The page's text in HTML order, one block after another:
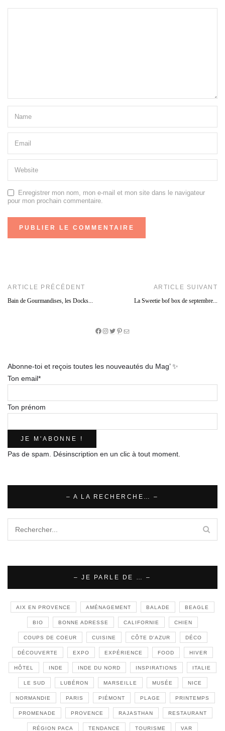
Enregistrer mon nom, mon e-mail et mon site dans le navigateur
pour mon prochain commentaire.
ARTICLE PRÉCÉDENT
Bain de Gourmandises, les Docks...
ARTICLE SUIVANT
La Sweetie bof box de septembre...
Facebook
Instagram
Twitter
Pinterest
E-
Abonne-toi et reçois toutes les nouveautés du Mag’ ✨
Ton email*
Ton prénom
Pas de spam. Désinscription en un clic à tout moment.
– A LA RECHERCHE… –
– JE PARLE DE … –
AIX EN PROVENCE AMÉNAGEMENT BALADE BEAGLE
BIO BONNE ADRESSE CALIFORNIE CHIEN
COUPS DE COEUR CUISINE CÔTE D'AZUR DÉCO
DÉCOUVERTE EXPO EXPÉRIENCE FOOD HIVER
HÔTEL INDE INDE DU NORD INSPIRATIONS ITALIE
LE SUD LUBÉRON MARSEILLE MUSÉE NICE
NORMANDIE PARIS PIÉMONT PLAGE PRINTEMPS
PROMENADE PROVENCE RAJASTHAN RESTAURANT
RÉGION PACA TENDANCE TOURISME VAR